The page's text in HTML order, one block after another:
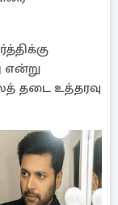
ரவி
எனத்
கடுமையான